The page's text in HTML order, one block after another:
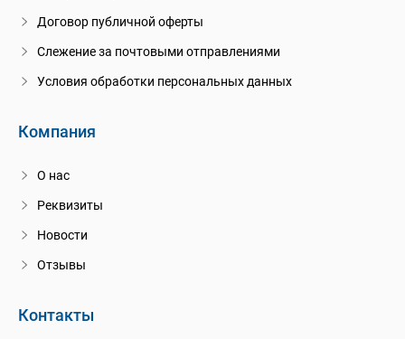
Договор публичной оферты
Слежение за почтовыми отправлениями
Условия обработки персональных данных
Компания
О нас
Реквизиты
Новости
Отзывы
Контакты